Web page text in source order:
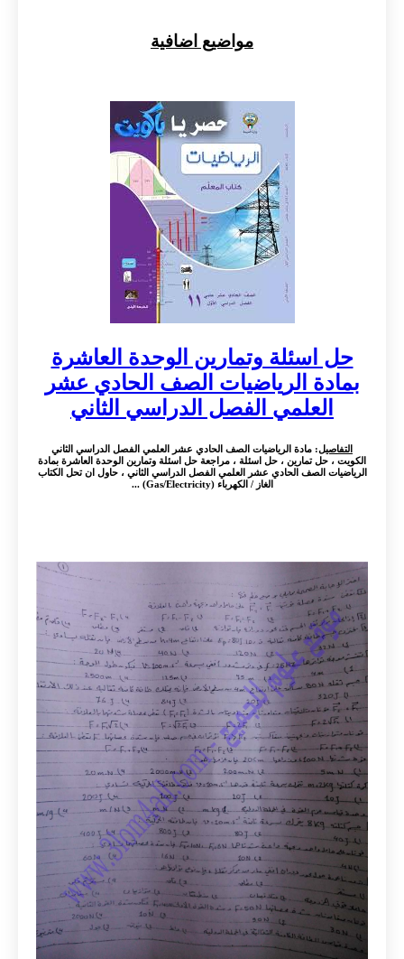
مواضيع اضافية
حل اسئلة وتمارين الوحدة العاشرة
بمادة الرياضيات الصف الحادي عشر
العلمي الفصل الدراسي الثاني
التفاصيل: مادة الرياضيات الصف الحادي عشر العلمي الفصل الدراسي الثاني
الكويت ، حل تمارين ، حل اسئلة ، مراجعة حل اسئلة وتمارين الوحدة العاشرة بمادة
الرياضيات الصف الحادي عشر العلمي الفصل الدراسي الثاني ، حاول ان تحل الكتاب
الغاز / الكهرباء (Gas/Electricity) ...